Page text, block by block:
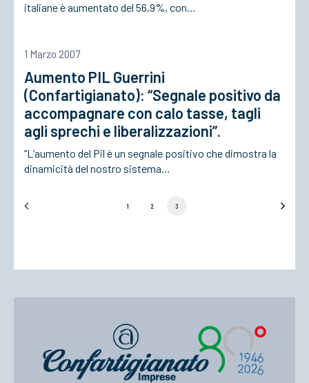
italiane è aumentato del 56,9%, con…
1 Marzo 2007
Aumento PIL Guerrini
(Confartigianato): “Segnale positivo da
accompagnare con calo tasse, tagli
agli sprechi e liberalizzazioni”.
“L’aumento del Pil è un segnale positivo che dimostra la
dinamicità del nostro sistema…
1 2 3